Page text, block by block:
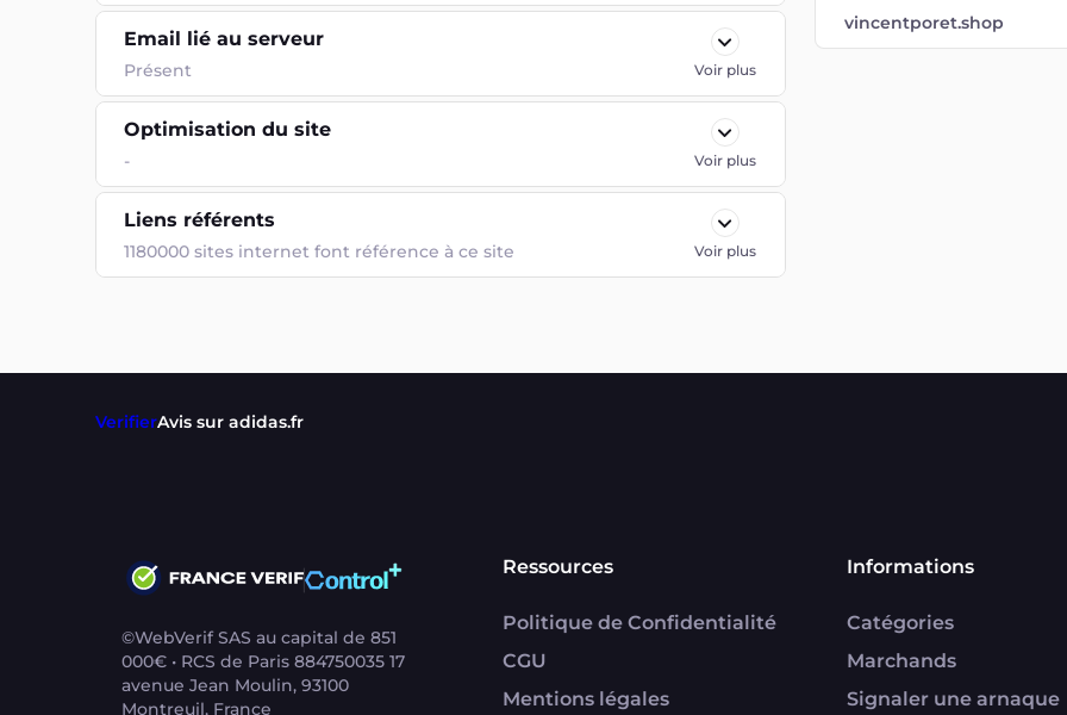
Email lié au serveur
Présent Voir plus
Optimisation du site
- Voir plus
Liens référents
1180000 sites internet font référence à ce site Voir plus
vincentporet.shop
VerifierAvis sur adidas.fr
©WebVerif SAS au capital de 851
000€ • RCS de Paris 884750035 17
avenue Jean Moulin, 93100
Montreuil, France
Ressources
Politique de Confidentialité
CGU
Mentions légales
Informations
Catégories
Marchands
Signaler une arnaque